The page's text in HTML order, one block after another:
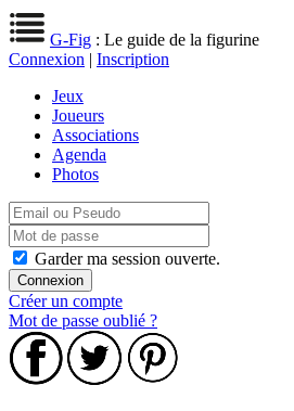
G-Fig : Le guide de la figurine
Connexion | Inscription
Jeux
Joueurs
Associations
Agenda
Photos
Garder ma session ouverte.
Créer un compte
Mot de passe oublié ?